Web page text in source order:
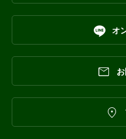
 オ

